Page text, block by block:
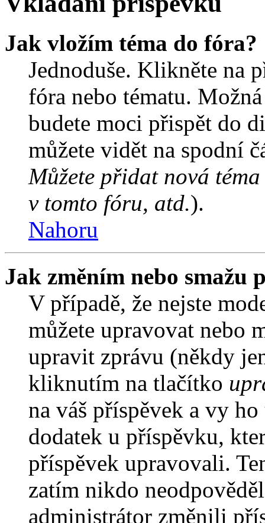
Jak vložím téma do fóra?
Jednoduše. Klikněte na
fóra nebo tématu.
budete moci přispět do
můžete vidět na spodní
Můžete přidat nová
v tomto fóru, atd.).
Nahoru
Jak změním nebo smažu
V případě, že nejste
můžete upravovat nebo
upravit zprávu (někdy
kliknutím na tlačítko
na váš příspěvek a vy
dodatek u příspěvku,
příspěvek upravovali.
zatím nikdo
administrátor změnili